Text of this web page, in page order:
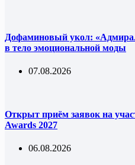
Дофаминовый укол:
в тело эмоциональной моды
07.08.2026
Открыт приём заявок на
Awards 2027
06.08.2026